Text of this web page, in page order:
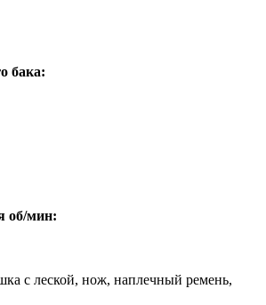
бака:
об/мин:
с леской, нож, наплечный ремень,